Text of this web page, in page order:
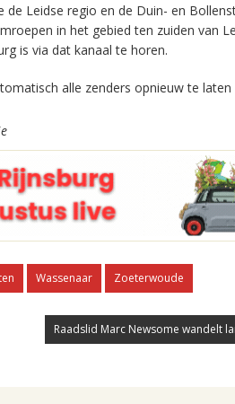
Leidse regio en de Duin- en
in het gebied ten zuiden van
is via dat kanaal te horen.
alle zenders opnieuw te laten
Wassenaar Zoeterwoude
Raadslid Marc Newsome wandelt